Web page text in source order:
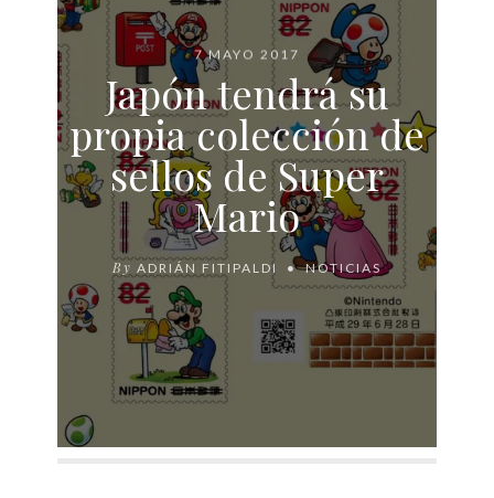
7 MAYO 2017
Japón tendrá su
propia colección de
sellos de Super
Mario
By ADRIÁN FITIPALDI NOTICIAS